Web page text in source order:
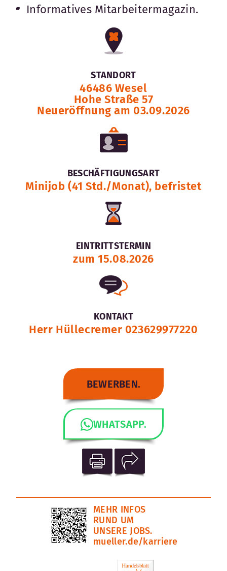
Informatives Mitarbeitermagazin.
STANDORT
46486 Wesel
Hohe Straße 57
Neueröffnung am 03.09.2026
BESCHÄFTIGUNGSART
Minijob (41 Std./Monat), befristet
EINTRITTSTERMIN
zum 15.08.2026
KONTAKT
Herr Hüllecremer 023629977220
BEWERBEN.
WHATSAPP.
MEHR INFOS
RUND UM
UNSERE JOBS.
mueller.de/karriere